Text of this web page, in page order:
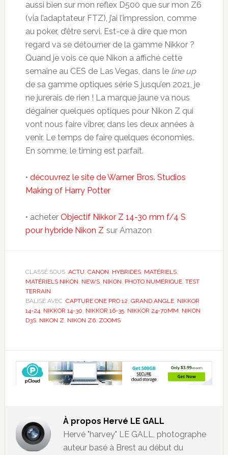
aussi bien sur mon reflex D500 que sur mon Z6
(via l’adaptateur FTZ), j’ai l’impression, comme
au poker, d’être servi. Est-ce à dire que mon
regard va se détourner de la gamme Nikkor ?
Quand je vois ce que Nikon a affiché cette
semaine au CES de Las Vegas, dans le line up
de sa gamme optiques série S jusqu’en 2021, je
ne jurerais de rien ! La marque jaune va nous
dégainer quelques optiques pour Nikon Z qui
vont nous faire vibrer, dans les deux années à
venir. Le temps de faire quelques économies.
En somme, le timing est parfait.
• découvrez le site de Warner Bros. Studios
Making of Harry Potter
• acheter Objectif Nikkor Z 14-30 mm f/4 S
pour hybride Nikon Z sur Amazon
CLASSÉ SOUS :ACTU, CANON, HYBRIDES, MATÉRIELS,
MATÉRIELS NIKON, NEWS, NIKON, PHOTO NUMÉRIQUE, TEST
TERRAIN
BALISÉ AVEC :CAPTURE ONE PRO 12, GRAND ANGLE, NIKKOR
14-24, NIKKOR 14-30, NIKKOR 16-35, NIKKOR 24-70MM, NIKON
D3S, NIKON Z, NIKON Z6, ZOOMS
À propos Hervé LE GALL
Hervé "harvey" LE GALL, photographe
auteur basé à Brest au début du